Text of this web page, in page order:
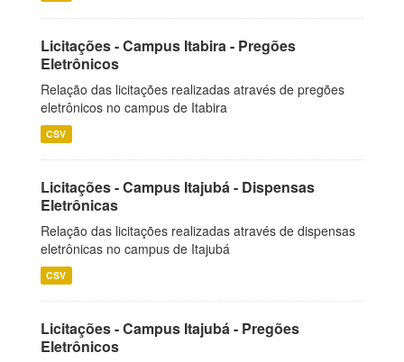
Licitações - Campus Itabira - Pregões
Eletrônicos
Relação das licitações realizadas através de pregões
eletrônicos no campus de Itabira
CSV
Licitações - Campus Itajubá - Dispensas
Eletrônicas
Relação das licitações realizadas através de dispensas
eletrônicas no campus de Itajubá
CSV
Licitações - Campus Itajubá - Pregões
Eletrônicos